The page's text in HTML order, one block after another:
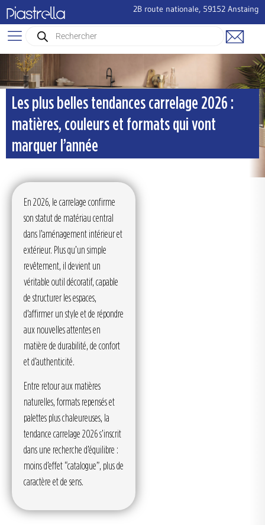
Piastrella 2B route nationale, 59152 Anstaing
Les plus belles tendances carrelage 2026 :
matières, couleurs et formats qui vont
marquer l’année
En 2026, le carrelage confirme
son statut de matériau central
dans l’aménagement intérieur et
extérieur. Plus qu’un simple
revêtement, il devient un
véritable outil décoratif, capable
de structurer les espaces,
d’affirmer un style et de répondre
aux nouvelles attentes en
matière de durabilité, de confort
et d’authenticité.
Entre retour aux matières
naturelles, formats repensés et
palettes plus chaleureuses, la
tendance carrelage 2026 s’inscrit
dans une recherche d’équilibre :
moins d’effet “catalogue”, plus de
caractère et de sens.